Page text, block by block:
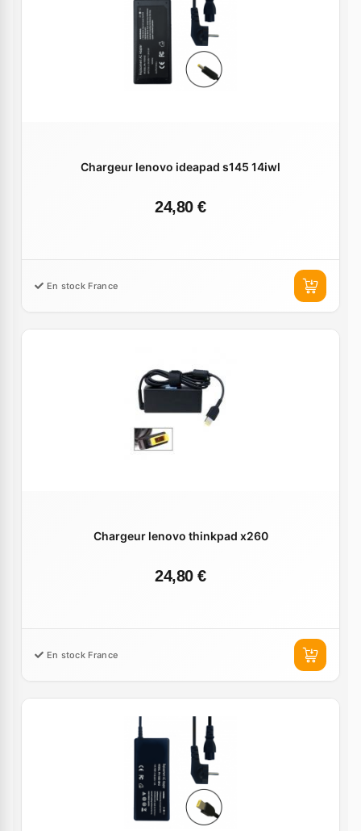
Chargeur lenovo ideapad s145 14iwl
24,80 €
En stock France
Chargeur lenovo thinkpad x260
24,80 €
En stock France